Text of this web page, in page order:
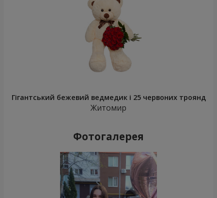
Гігантський бежевий ведмедик і 25 червоних троянд
Житомир
Фотогалерея